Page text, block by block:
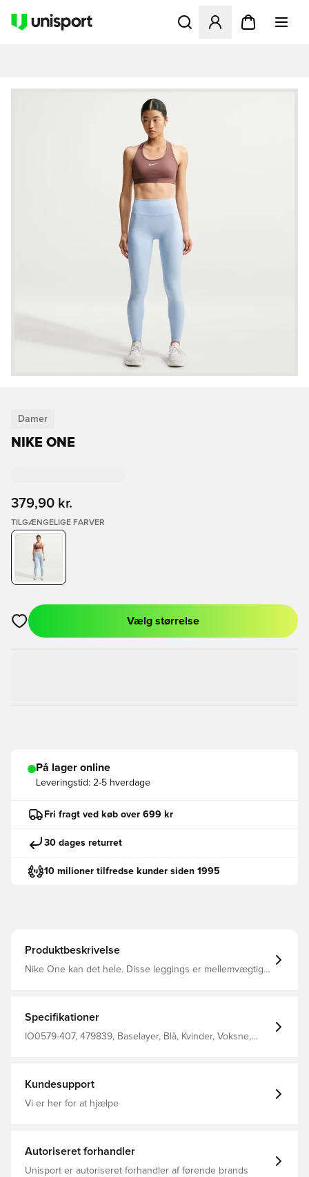
Åbner en Modal til at
Damer
NIKE ONE
379,90 kr.
TILGÆNGELIGE FARVER
Åbner en Modal til at logge ind eller tilmelde dig som medlem
Vælg størrelse
På lager online
Leveringstid: 2-5 hverdage
Fri fragt ved køb over 699 kr
30 dages returret
10 milioner tilfredse kunder siden 1995
Produktbeskrivelse
Nike One kan det hele. Disse leggings er mellemvægtige
pasform, der hjælper med at holde materialet på plads.
Specifikationer
IO0579-407, 479839, Baselayer, Blå, Kvinder, Voksne,
Kundesupport
Vi er her for at hjælpe
Autoriseret forhandler
Unisport er autoriseret forhandler af førende brands